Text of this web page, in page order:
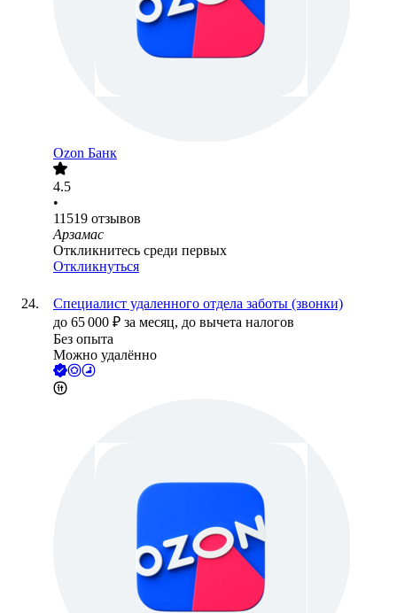
Ozon Банк
4.5
•
11519 отзывов
Арзамас
Откликнитесь среди первых
Откликнуться
Специалист удаленного отдела заботы (звонки)
до 65 000 ₽ за месяц, до вычета налогов
Без опыта
Можно удалённо